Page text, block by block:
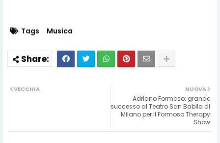
Tags Musica
NUOVA
Adriano Formoso: grande
successo al Teatro San Babila di
Milano per il Formoso Therapy
Show
VECCHIA